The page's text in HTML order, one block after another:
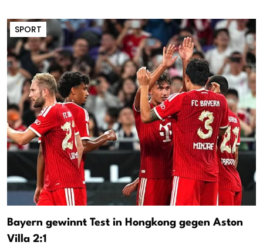
SPORT
Bayern gewinnt Test in Hongkong gegen Aston
Villa 2:1